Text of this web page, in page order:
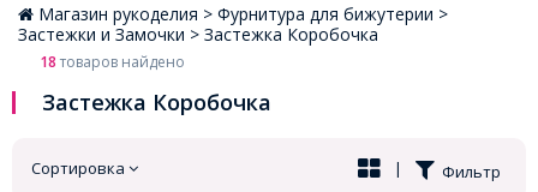
Магазин рукоделия > Фурнитура для бижутерии >
Застежки и Замочки > Застежка Коробочка
18товаров найдено
Застежка Коробочка
Сортировка Фильтр
|